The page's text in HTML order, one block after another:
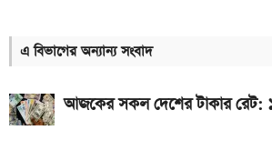
আগামী সপ্তাহেই সুখবর, বেতন-ইনক্রিমেট
Xiaomi launches Redmi 17,
৭,৫০০mAh ব্যাটারি ও ১২০Hz ডিসপ্লে
এ বিভাগের অন্যান্য সংবাদ
আজকের সকল দেশের টাকার